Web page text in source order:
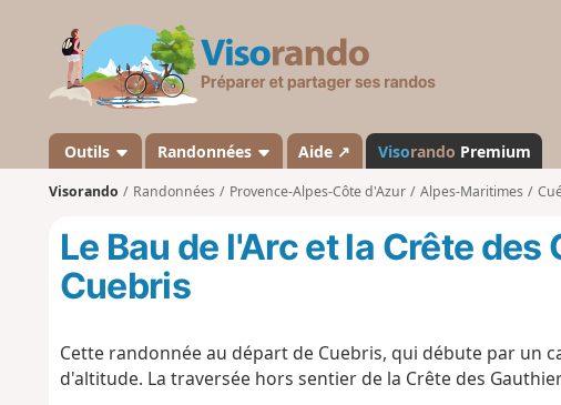
s
a
n
d
Outils Randonnées Aide ↗ Visorando Premium
Visorando Randonnées Provence-Alpes-Côte d'Azur Alpes-Maritimes
Le Bau de l'Arc et la Crête
Cuebris
Cette randonnée au départ de Cuebris, qui débute par un
d'altitude. La traversée hors sentier de la Crête des